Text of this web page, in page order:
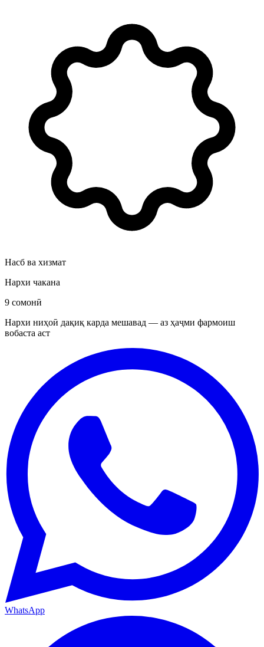
Насб ва хизмат
Нархи чакана
9 сомонӣ
Нархи ниҳоӣ дақиқ карда мешавад — аз ҳаҷми фармоиш
вобаста аст
WhatsApp